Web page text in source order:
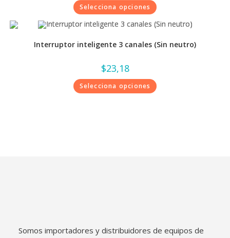
Selecciona opciones
Interruptor inteligente 3 canales (Sin neutro)
$23,18
Selecciona opciones
Somos importadores y distribuidores de equipos de